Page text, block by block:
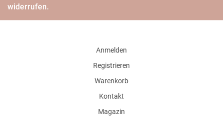
widerrufen.
Anmelden
Registrieren
Warenkorb
Kontakt
Magazin